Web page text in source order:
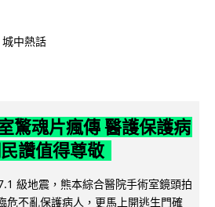
城中熱話
驚魂片瘋傳 醫護保護病
讚值得尊敬
級地震，熊本綜合醫院手術室鏡頭拍
危不亂保護病人，更馬上開逃生門確